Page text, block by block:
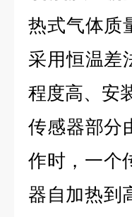
热式气体质
采用恒温差
程度高、安
传感器部分
作时，一个
器自加热到